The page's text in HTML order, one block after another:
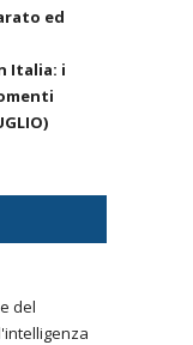
ed
Italia: i
del